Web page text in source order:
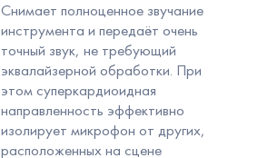
Снимает полноценное звучание
инструмента и передаёт очень
точный звук, не требующий
эквалайзерной обработки. При
этом суперкардиоидная
направленность эффективно
изолирует микрофон от других,
расположенных на сцене